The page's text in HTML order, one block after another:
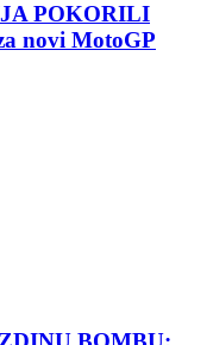
POKORILI
novi MotoGP